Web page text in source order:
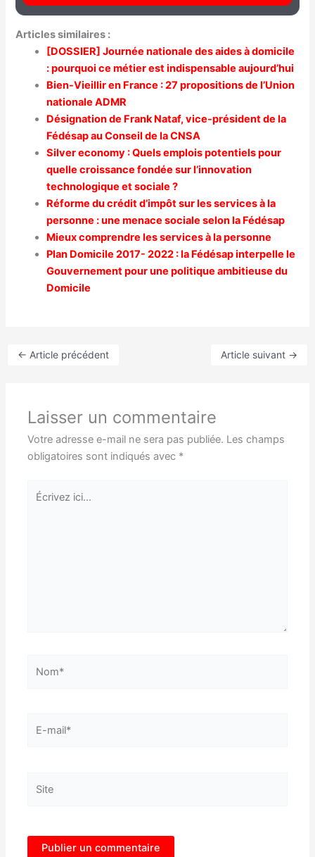
Articles similaires :
[DOSSIER] Journée nationale des aides à domicile
: pourquoi ce métier est indispensable aujourd’hui
Bien-Vieillir en France : 27 propositions de l’Union
nationale ADMR
Désignation de Frank Nataf, vice-président de la
Fédésap au Conseil de la CNSA
Silver economy : Quels emplois potentiels pour
quelle croissance fondée sur l’innovation
technologique et sociale ?
Réforme du crédit d’impôt sur les services à la
personne : une menace sociale selon la Fédésap
Mieux comprendre les services à la personne
Plan Domicile 2017- 2022 : la Fédésap interpelle le
Gouvernement pour une politique ambitieuse du
Domicile
← Article précédent Article suivant →
Laisser un commentaire
Votre adresse e-mail ne sera pas publiée. Les champs
obligatoires sont indiqués avec *
Écrivez
ici…